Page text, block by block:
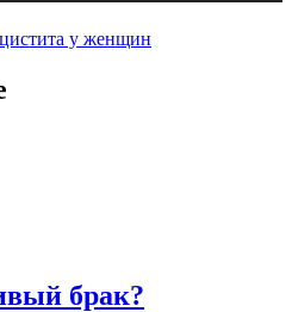
у женщин
брак?